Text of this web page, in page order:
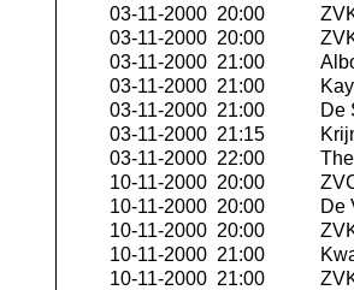
03-11-2000 20:00
03-11-2000 20:00
03-11-2000 21:00
03-11-2000 21:00
03-11-2000 21:00
De
03-11-2000 21:15
03-11-2000 22:00
10-11-2000 20:00
10-11-2000 20:00
De
10-11-2000 20:00
10-11-2000 21:00
10-11-2000 21:00